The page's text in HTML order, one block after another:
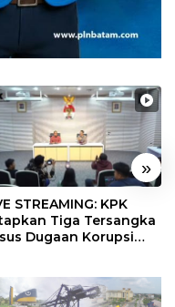
»
STREAMING: KPK
Tiga Tersangka
Dugaan Korupsi